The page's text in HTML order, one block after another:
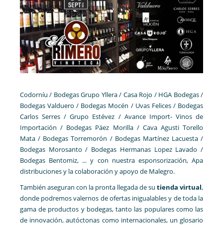
Codorníu / Bodegas Grupo Yllera / Casa Rojo / HGA Bodegas /
Bodegas Valduero / Bodegas Mocén / Uvas Felices / Bodegas
Carlos Serres / Grupo Estévez / Avance Import- Vinos de
Importación / Bodegas Páez Morilla / Cava Agusti Torello
Mata / Bodegas Torremorón / Bodegas Martínez Lacuesta /
Bodegas Morosanto / Bodegas Hermanas Lopez Lavado /
Bodegas Bentomiz, ... y con nuestra esponsorización, Apa
distribuciones y la colaboración y apoyo de Malegro.
También aseguran con la pronta llegada de su tienda virtual,
donde podremos valernos de ofertas inigualables y de toda la
gama de productos y bodegas, tanto las populares como las
de innovación, autóctonas como internacionales, un glosario